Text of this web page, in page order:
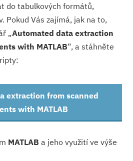
do tabulkových formátů,
Pokud Vás zajímá, jak na to,
„Automated data extraction
with MATLAB“, a stáhněte
extraction from scanned
with MATLAB
MATLAB a jeho využití ve výše